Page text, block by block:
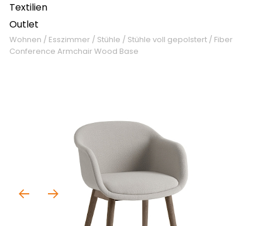
Textilien
Outlet
Wohnen / Esszimmer / Stühle / Stühle voll gepolstert / Fiber
Conference Armchair Wood Base